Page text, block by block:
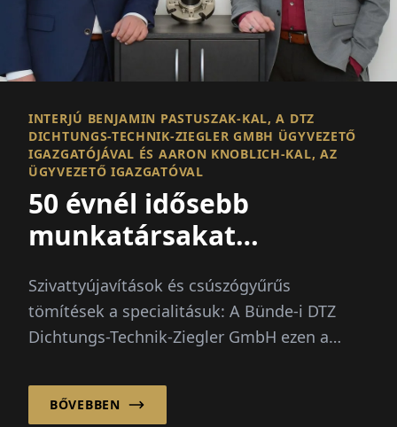
INTERJÚ BENJAMIN PASTUSZAK-KAL, A DTZ
DICHTUNGS-TECHNIK-ZIEGLER GMBH ÜGYVEZETŐ
IGAZGATÓJÁVAL ÉS AARON KNOBLICH-KAL, AZ
ÜGYVEZETŐ IGAZGATÓVAL
50 évnél idősebb
munkatársakat
Szivattyújavítások és csúszógyűrűs
tömítések a specialitásuk: A Bünde-i DTZ
Dichtungs-Technik-Ziegler GmbH ezen a
BŐVEBBEN